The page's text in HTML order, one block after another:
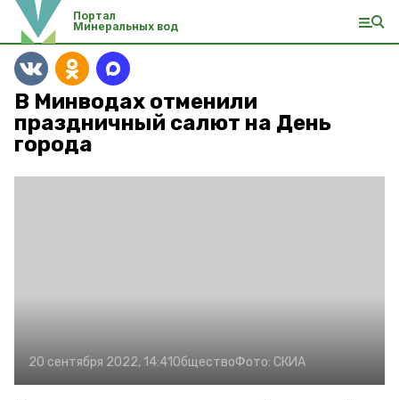
Портал
Минеральных вод
В Минводах отменили
праздничный салют на День
города
20 сентября 2022, 14:41ОбществоФото: СКИА